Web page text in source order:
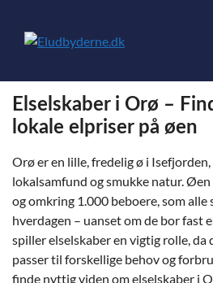
indhold
Elselskaber i Orø –
lokale elpriser på øen
Orø er en lille, fredelig ø i
lokalsamfund og smukke natur.
og omkring 1.000 beboere, som alle
hverdagen – uanset om de bor fast
spiller elselskaber en vigtig rolle,
passer til forskellige behov og
finde nyttig viden om elselskaber i